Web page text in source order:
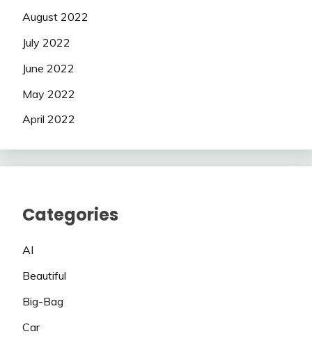
August 2022
July 2022
June 2022
May 2022
April 2022
Categories
AI
Beautiful
Big-Bag
Car